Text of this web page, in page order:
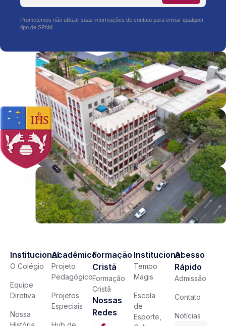
Prometemos não utilizar suas informações de contato para enviar qualquer
tipo de SPAM.
Institucional
O Colégio
Equipe
Diretiva
Nossa
Acadêmico
Projeto
Pedagógico
Projetos
Especiais
Formação
Cristã
Formação
Cristã
Nossas
Redes
Institucional
Tempo
Magis
Escola
de
Esporte,
Acesso
Rápido
Admissão
Contato
Notícias